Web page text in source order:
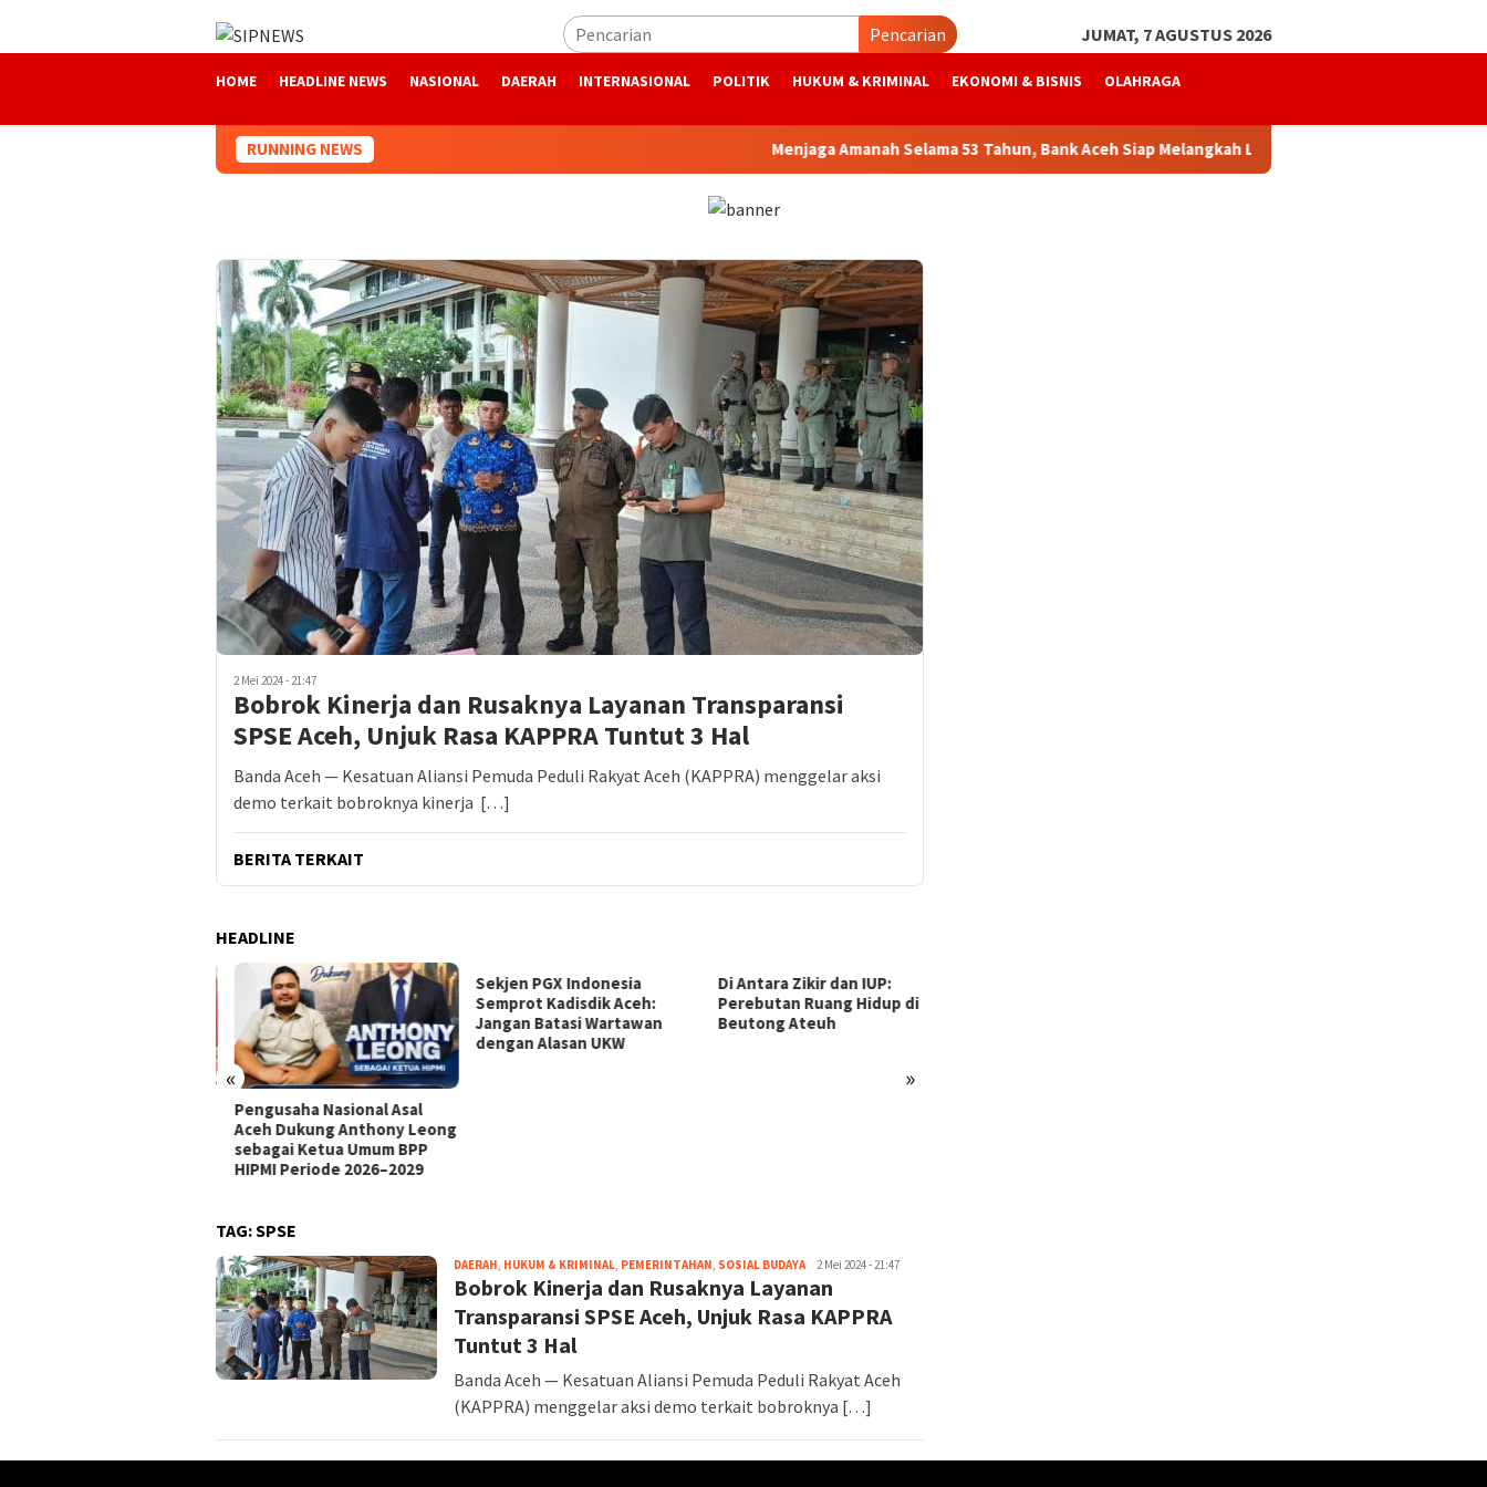
Pencarian JUMAT, 7 AGUSTUS 2026
HOME HEADLINE NEWS NASIONAL DAERAH INTERNASIONAL POLITIK HUKUM & KRIMINAL EKONOMI & BISNIS OLAHRAGA
RUNNING NEWS Menjaga Amanah Selama 53 Tahun, Bank Aceh Siap Melangkah Lebih Kuat
2 Mei 2024 - 21:47
Bobrok Kinerja dan Rusaknya Layanan Transparansi
SPSE Aceh, Unjuk Rasa KAPPRA Tuntut 3 Hal
Banda Aceh — Kesatuan Aliansi Pemuda Peduli Rakyat Aceh (KAPPRA) menggelar aksi
demo terkait bobroknya kinerja […]
BERITA TERKAIT
HEADLINE
« »
Pengusaha Nasional Asal
Aceh Dukung Anthony Leong
sebagai Ketua Umum BPP
HIPMI Periode 2026–2029
Sekjen PGX Indonesia
Semprot Kadisdik Aceh:
Jangan Batasi Wartawan
dengan Alasan UKW
Di Antara Zikir dan IUP:
Perebutan Ruang Hidup di
Beutong Ateuh
TAG:SPSE
DAERAH, HUKUM & KRIMINAL, PEMERINTAHAN, SOSIAL BUDAYAAdmin
2 Mei 2024 - 21:47
Bobrok Kinerja dan Rusaknya Layanan
Transparansi SPSE Aceh, Unjuk Rasa KAPPRA
Tuntut 3 Hal
Banda Aceh — Kesatuan Aliansi Pemuda Peduli Rakyat Aceh
(KAPPRA) menggelar aksi demo terkait bobroknya […]